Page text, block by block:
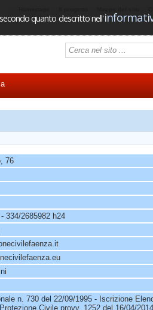
quanto descritto nell'
76
334/2685982 h24
n. 730 del 22/09/1995 - Iscrizione
Civile provv. 1252 del 16/04/2014